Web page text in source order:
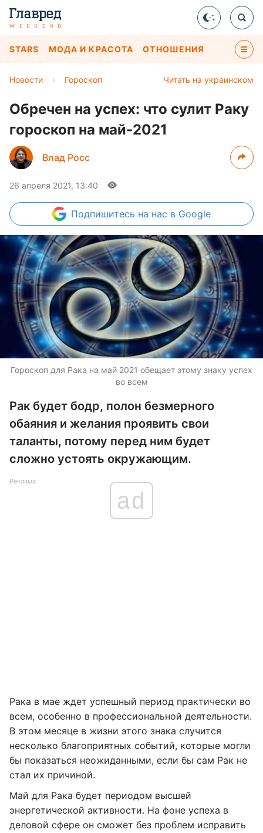
STARS МОДА И КРАСОТА ОТНОШЕНИЯ
Читать на украинском
Новости › Гороскоп
Обречен на успех: что сулит Раку
гороскоп на май-2021
Влад Росс
26 апреля 2021, 13:40
Подпишитесь на нас в Google
Гороскоп для Рака на май 2021 обещает этому знаку успех
во всем
Рак будет бодр, полон безмерного
обаяния и желания проявить свои
таланты, потому перед ним будет
сложно устоять окружающим.
Реклама
ad
Рака в мае ждет успешный период практически во
всем, особенно в профессиональной деятельности.
В этом месяце в жизни этого знака случится
несколько благоприятных событий, которые могли
бы показаться неожиданными, если бы сам Рак не
стал их причиной.
Май для Рака будет периодом высшей
энергетической активности. На фоне успеха в
деловой сфере он сможет без проблем исправить